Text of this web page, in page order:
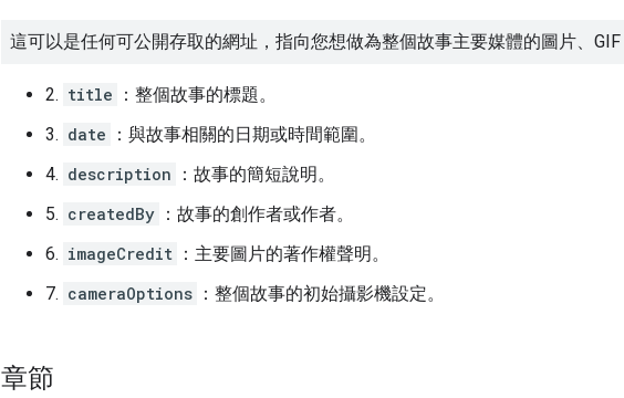
這可以是任何可公開存取的網址，指向您想做為整個故事主要媒體的圖片、
2. title
：整個故事的標題。
3. date
：與故事相關的日期或時間範圍。
4. description
：故事的簡短說明。
5. createdBy ：故事的創作者或作者。
6. imageCredit ：主要圖片的著作權聲明。
7. cameraOptions ：整個故事的初始攝影機設定。
章節